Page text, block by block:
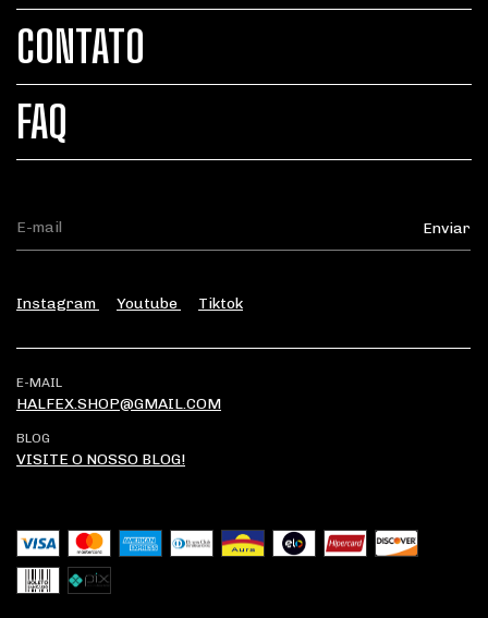
CONTATO
FAQ
Instagram Youtube Tiktok
E-MAIL
HALFEX.SHOP@GMAIL.COM
BLOG
VISITE O NOSSO BLOG!